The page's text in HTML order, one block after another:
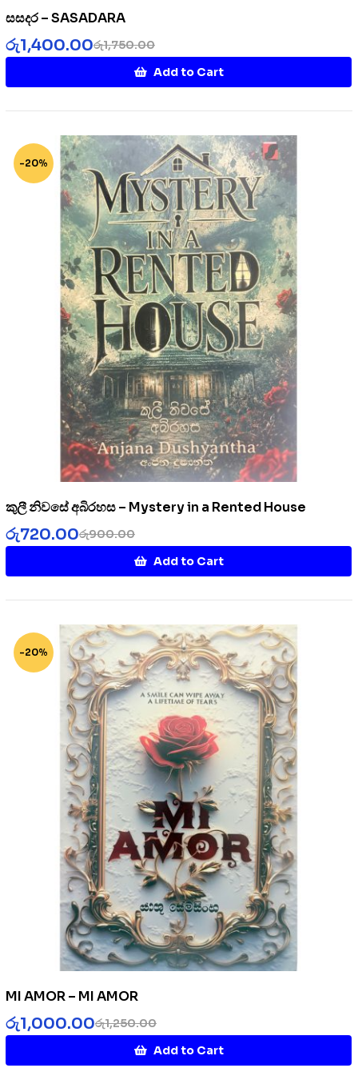
සසදර – SASADARA
රු1,750.00
රු1,400.00
Add to Cart
-20%
කුලී නිවසේ අබිරහස – Mystery in a Rented House
රු900.00
රු720.00
Add to Cart
-20%
MI AMOR – MI AMOR
රු1,250.00
රු1,000.00
Add to Cart